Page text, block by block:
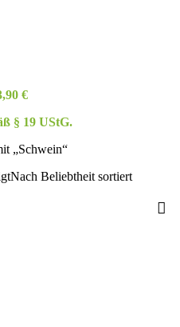
€
§ 19 UStG.
„Schwein“
Nach Beliebtheit sortiert